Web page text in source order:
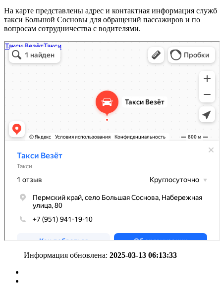
На карте представлены адрес и контактная информация служб
такси Большой Сосновы для обращений пассажиров и по
вопросам сотрудничества с водителями.
Информация обновлена: 2025-03-13 06:13:33